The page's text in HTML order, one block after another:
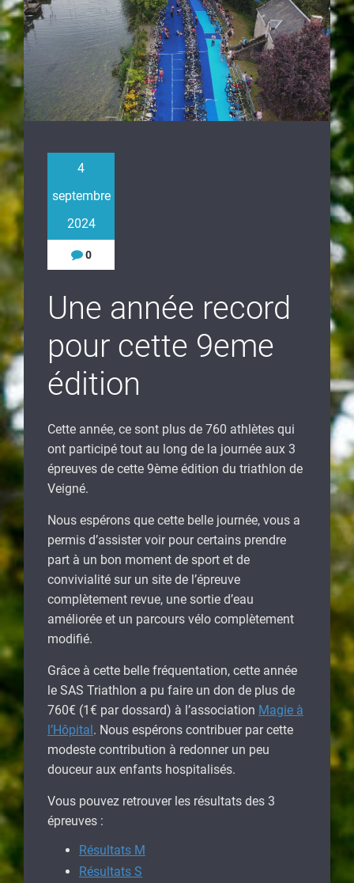
4
septembre
2024
0
Une année record
pour cette 9eme
édition
Cette année, ce sont plus de 760 athlètes qui
ont participé tout au long de la journée aux 3
épreuves de cette 9ème édition du triathlon de
Veigné.
Nous espérons que cette belle journée, vous a
permis d’assister voir pour certains prendre
part à un bon moment de sport et de
convivialité sur un site de l’épreuve
complètement revue, une sortie d’eau
améliorée et un parcours vélo complètement
modifié.
Grâce à cette belle fréquentation, cette année
le SAS Triathlon a pu faire un don de plus de
760€ (1€ par dossard) à l’association Magie à
l’Hôpital . Nous espérons contribuer par cette
modeste contribution à redonner un peu
douceur aux enfants hospitalisés.
Vous pouvez retrouver les résultats des 3
épreuves :
Résultats M
Résultats S